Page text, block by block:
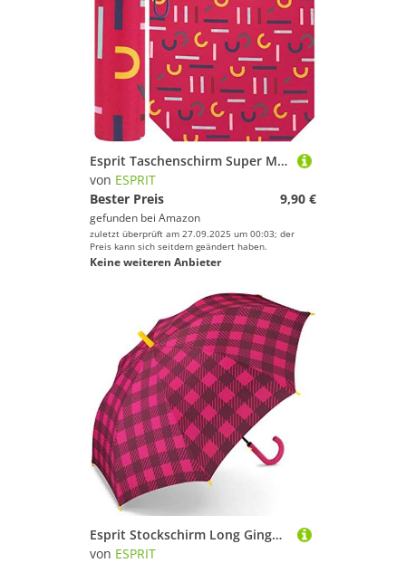
Esprit Taschenschirm Super Mini mit Shopper Bag - pink
von ESPRIT
Bester Preis
9,90 €
gefunden bei Amazon
zuletzt überprüft am 27.09.2025 um 00:03; der
Preis kann sich seitdem geändert haben.
Keine weiteren Anbieter
Esprit Stockschirm Long Gingham Checks - pink
von ESPRIT